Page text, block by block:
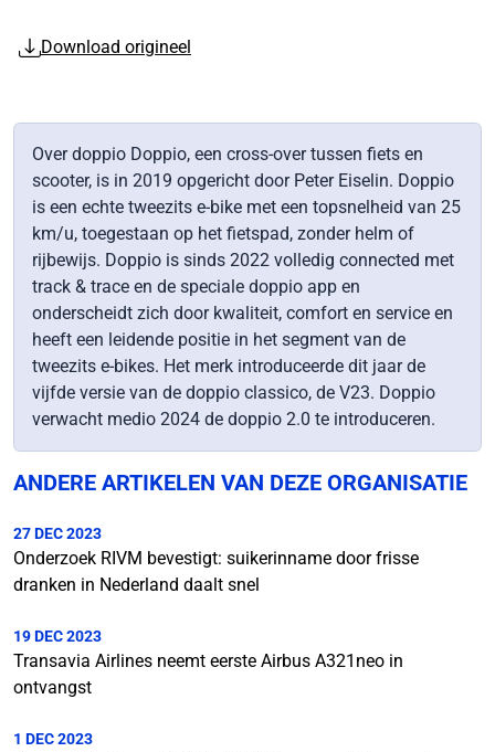
Download origineel
Over doppio Doppio, een cross-over tussen fiets en
scooter, is in 2019 opgericht door Peter Eiselin. Doppio
is een echte tweezits e-bike met een topsnelheid van 25
km/u, toegestaan op het fietspad, zonder helm of
rijbewijs. Doppio is sinds 2022 volledig connected met
track & trace en de speciale doppio app en
onderscheidt zich door kwaliteit, comfort en service en
heeft een leidende positie in het segment van de
tweezits e-bikes. Het merk introduceerde dit jaar de
vijfde versie van de doppio classico, de V23. Doppio
verwacht medio 2024 de doppio 2.0 te introduceren.
ANDERE ARTIKELEN VAN DEZE ORGANISATIE
27 DEC 2023
Onderzoek RIVM bevestigt: suikerinname door frisse
dranken in Nederland daalt snel
19 DEC 2023
Transavia Airlines neemt eerste Airbus A321neo in
ontvangst
1 DEC 2023